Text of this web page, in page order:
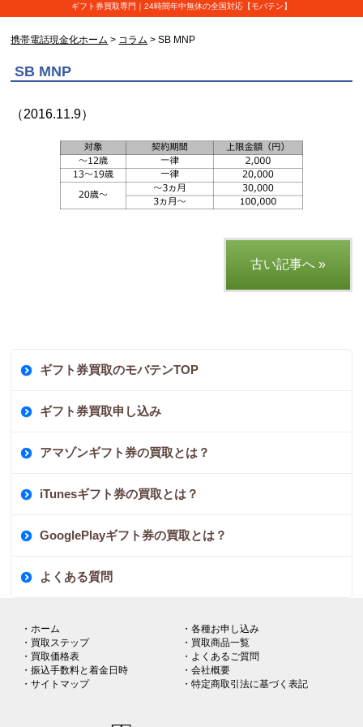
ギフト券買取専門｜24時間年中無休の全国対応【モバテン】
携帯電話現金化ホーム > コラム > SB MNP
SB MNP
（2016.11.9）
古い記事へ »
ギフト券買取のモバテンTOP
ギフト券買取申し込み
アマゾンギフト券の買取とは？
iTunesギフト券の買取とは？
GooglePlayギフト券の買取とは？
よくある質問
・ホーム
・買取ステップ
・買取価格表
・振込手数料と着金日時
・サイトマップ
・各種お申し込み
・買取商品一覧
・よくあるご質問
・会社概要
・特定商取引法に基づく表記